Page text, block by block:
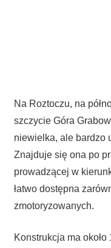
Na Roztoczu, na
szczycie Góra
niewielka, ale bardzo
Znajduje się ona po
prowadzącej w
łatwo dostępna
zmotoryzowanych.
Konstrukcja ma